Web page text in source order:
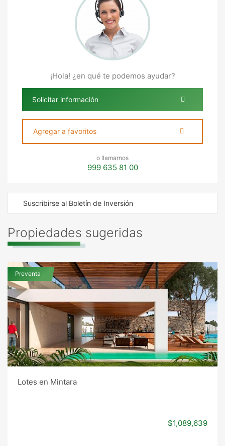
¡Hola! ¿en qué te podemos ayudar?
Solicitar información
Agregar a favoritos
o llamarnos
999 635 81 00
Suscribirse al Boletín de Inversión
Propiedades sugeridas
Preventa
Lotes en Mintara
$1,089,639